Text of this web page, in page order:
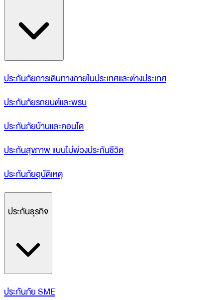
ประกันภัยการเดินทางภายในประเทศและต่างประเทศ
ประกันภัยรถยนต์และพรบ
ประกันภัยบ้านและคอนโด
ประกันสุขภาพ แบบไม่พ่วงประกันชีวิต
ประกันภัยอุบัติเหตุ
ประกันธุรกิจ
ประกันภัย SME